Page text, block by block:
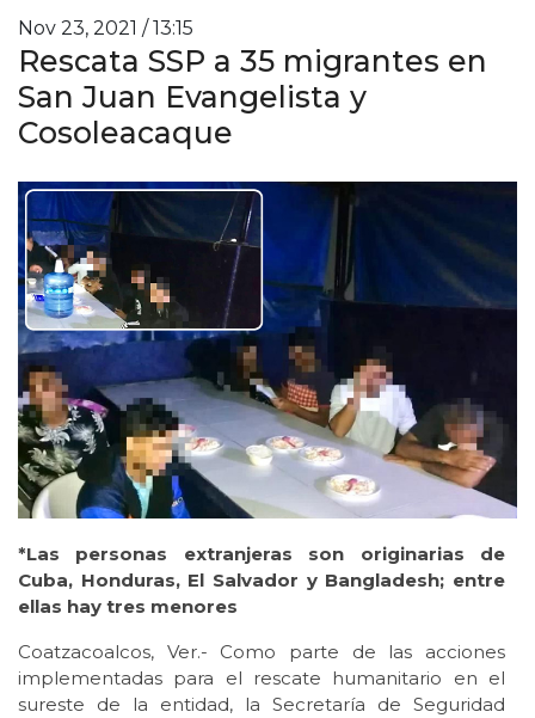
Nov 23, 2021 / 13:15
Rescata SSP a 35 migrantes en
San Juan Evangelista y
Cosoleacaque
*Las personas extranjeras son originarias de
Cuba, Honduras, El Salvador y Bangladesh; entre
ellas hay tres menores
Coatzacoalcos, Ver.- Como parte de las acciones
implementadas para el rescate humanitario en el
sureste de la entidad, la Secretaría de Seguridad